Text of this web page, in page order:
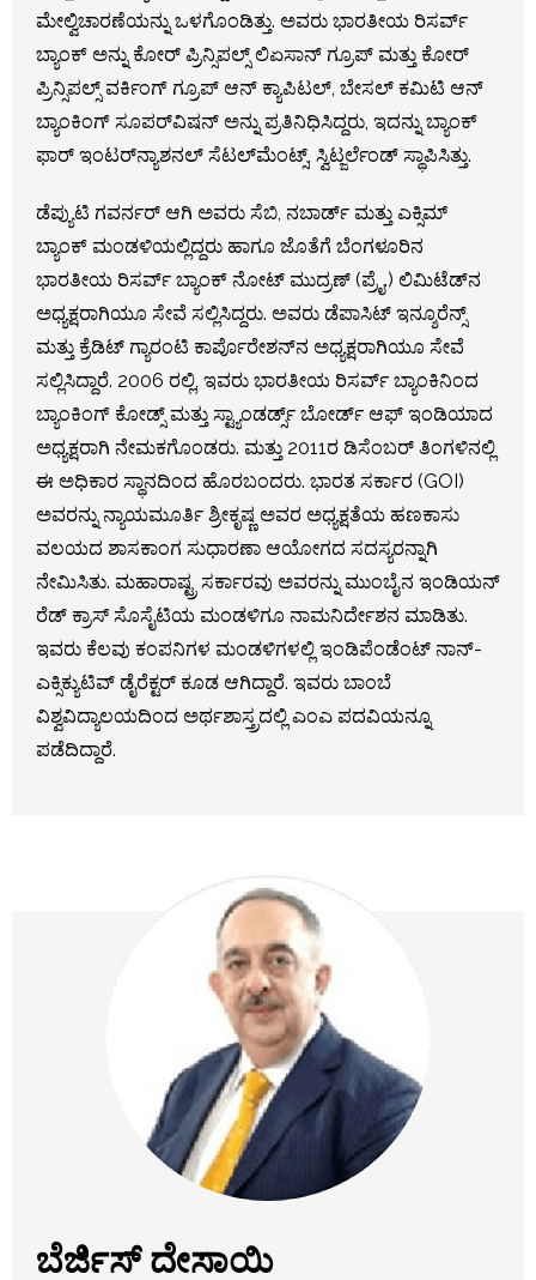
ಮೇಲ್ವಿಚಾರಣೆಯನ್ನು ಒಳಗೊಂಡಿತ್ತು. ಅವರು ಭಾರತೀಯ ರಿಸರ್ವ್
ಬ್ಯಾಂಕ್ ಅನ್ನು ಕೋರ್ ಪ್ರಿನ್ಸಿಪಲ್ಸ್ ಲಿಏಸಾನ್ ಗ್ರೂಪ್ ಮತ್ತು ಕೋರ್
ಪ್ರಿನ್ಸಿಪಲ್ಸ್ ವರ್ಕಿಂಗ್ ಗ್ರೂಪ್ ಆನ್ ಕ್ಯಾಪಿಟಲ್, ಬೇಸಲ್ ಕಮಿಟಿ ಆನ್
ಬ್ಯಾಂಕಿಂಗ್ ಸೂಪರ್‌ವಿಷನ್ ಅನ್ನು ಪ್ರತಿನಿಧಿಸಿದ್ದರು, ಇದನ್ನು ಬ್ಯಾಂಕ್
ಫಾರ್ ಇಂಟರ್‌ನ್ಯಾಶನಲ್ ಸೆಟಲ್‌ಮೆಂಟ್ಸ್, ಸ್ವಿಟ್ಜರ್ಲೆಂಡ್ ಸ್ಥಾಪಿಸಿತ್ತು.
ಡೆಪ್ಯುಟಿ ಗವರ್ನರ್ ಆಗಿ ಅವರು ಸೆಬಿ, ನಬಾರ್ಡ್ ಮತ್ತು ಎಕ್ಸಿಮ್
ಬ್ಯಾಂಕ್ ಮಂಡಳಿಯಲ್ಲಿದ್ದರು ಹಾಗೂ ಜೊತೆಗೆ ಬೆಂಗಳೂರಿನ
ಭಾರತೀಯ ರಿಸರ್ವ್ ಬ್ಯಾಂಕ್ ನೋಟ್ ಮುದ್ರಣ್ (ಪ್ರೈ.) ಲಿಮಿಟೆಡ್‌ನ
ಅಧ್ಯಕ್ಷರಾಗಿಯೂ ಸೇವೆ ಸಲ್ಲಿಸಿದ್ದರು. ಅವರು ಡೆಪಾಸಿಟ್ ಇನ್ಶೂರೆನ್ಸ್
ಮತ್ತು ಕ್ರೆಡಿಟ್ ಗ್ಯಾರಂಟಿ ಕಾರ್ಪೊರೇಶನ್‌ನ ಅಧ್ಯಕ್ಷರಾಗಿಯೂ ಸೇವೆ
ಸಲ್ಲಿಸಿದ್ದಾರೆ. 2006 ರಲ್ಲಿ, ಇವರು ಭಾರತೀಯ ರಿಸರ್ವ್ ಬ್ಯಾಂಕಿನಿಂದ
ಬ್ಯಾಂಕಿಂಗ್ ಕೋಡ್ಸ್ ಮತ್ತು ಸ್ಟ್ಯಾಂಡರ್ಡ್ಸ್ ಬೋರ್ಡ್ ಆಫ್ ಇಂಡಿಯಾದ
ಅಧ್ಯಕ್ಷರಾಗಿ ನೇಮಕಗೊಂಡರು. ಮತ್ತು 2011ರ ಡಿಸೆಂಬರ್ ತಿಂಗಳಿನಲ್ಲಿ
ಈ ಅಧಿಕಾರ ಸ್ಥಾನದಿಂದ ಹೊರಬಂದರು. ಭಾರತ ಸರ್ಕಾರ (GOI)
ಅವರನ್ನು ನ್ಯಾಯಮೂರ್ತಿ ಶ್ರೀಕೃಷ್ಣ ಅವರ ಅಧ್ಯಕ್ಷತೆಯ ಹಣಕಾಸು
ವಲಯದ ಶಾಸಕಾಂಗ ಸುಧಾರಣಾ ಆಯೋಗದ ಸದಸ್ಯರನ್ನಾಗಿ
ನೇಮಿಸಿತು. ಮಹಾರಾಷ್ಟ್ರ ಸರ್ಕಾರವು ಅವರನ್ನು ಮುಂಬೈನ ಇಂಡಿಯನ್
ರೆಡ್‌ ಕ್ರಾಸ್ ಸೊಸೈಟಿಯ ಮಂಡಳಿಗೂ ನಾಮನಿರ್ದೇಶನ ಮಾಡಿತು.
ಇವರು ಕೆಲವು ಕಂಪನಿಗಳ ಮಂಡಳಿಗಳಲ್ಲಿ ಇಂಡಿಪೆಂಡೆಂಟ್ ನಾನ್-
ಎಕ್ಸಿಕ್ಯುಟಿವ್ ಡೈರೆಕ್ಟರ್ ಕೂಡ ಆಗಿದ್ದಾರೆ. ಇವರು ಬಾಂಬೆ
ವಿಶ್ವವಿದ್ಯಾಲಯದಿಂದ ಅರ್ಥಶಾಸ್ತ್ರದಲ್ಲಿ ಎಂಎ ಪದವಿಯನ್ನೂ
ಪಡೆದಿದ್ದಾರೆ.
ಬೆರ್ಜಿಸ್ ದೇಸಾಯಿ